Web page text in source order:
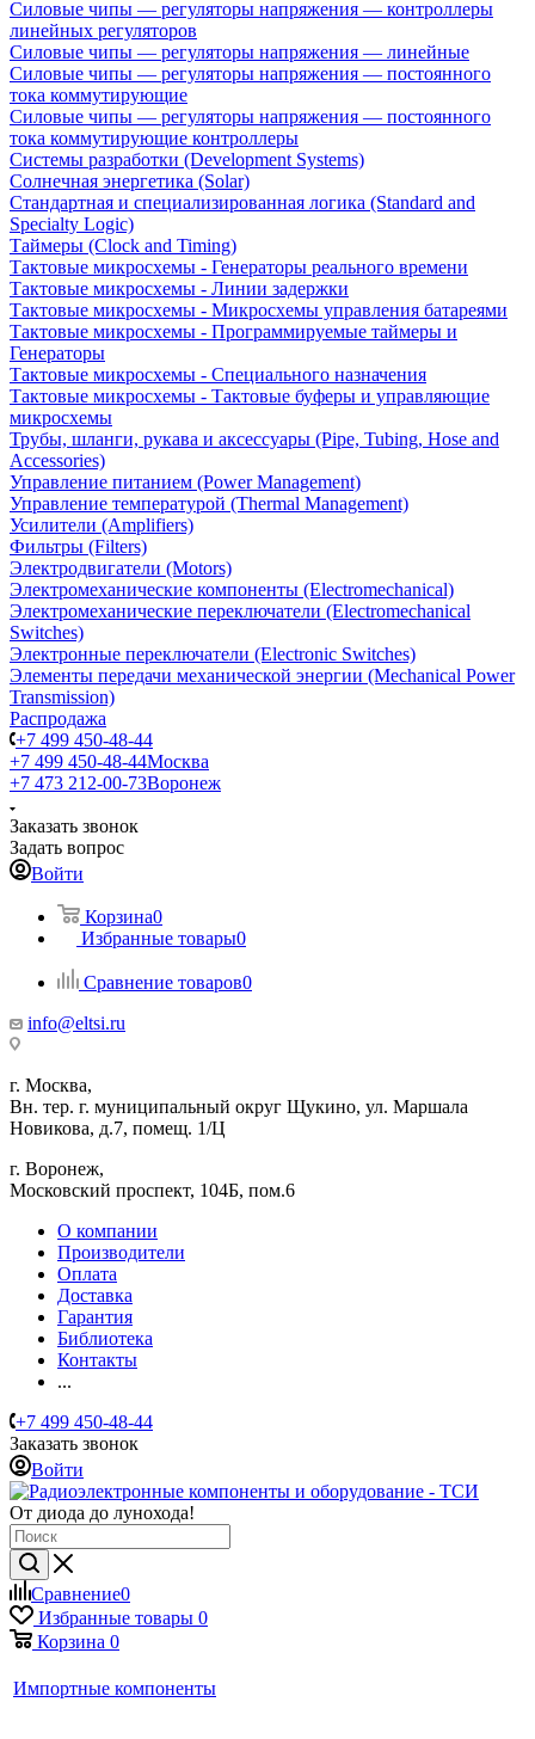
Силовые чипы — регуляторы напряжения — контроллеры
линейных регуляторов
Силовые чипы — регуляторы напряжения — линейные
Силовые чипы — регуляторы напряжения — постоянного
тока коммутирующие
Силовые чипы — регуляторы напряжения — постоянного
тока коммутирующие контроллеры
Системы разработки (Development Systems)
Солнечная энергетика (Solar)
Стандартная и специализированная логика (Standard and
Specialty Logic)
Таймеры (Clock and Timing)
Тактовые микросхемы - Генераторы реального времени
Тактовые микросхемы - Линии задержки
Тактовые микросхемы - Микросхемы управления батареями
Тактовые микросхемы - Программируемые таймеры и
Генераторы
Тактовые микросхемы - Специального назначения
Тактовые микросхемы - Тактовые буферы и управляющие
микросхемы
Трубы, шланги, рукава и аксессуары (Pipe, Tubing, Hose and
Accessories)
Управление питанием (Power Management)
Управление температурой (Thermal Management)
Усилители (Amplifiers)
Фильтры (Filters)
Электродвигатели (Motors)
Электромеханические компоненты (Electromechanical)
Электромеханические переключатели (Electromechanical
Switches)
Электронные переключатели (Electronic Switches)
Элементы передачи механической энергии (Mechanical Power
Transmission)
Распродажа
+7 499 450-48-44
+7 499 450-48-44Москва
+7 473 212-00-73Воронеж
Заказать звонок
Задать вопрос
Войти
Корзина0
Избранные товары0
Сравнение товаров0
info@eltsi.ru
г. Москва,
Вн. тер. г. муниципальный округ Щукино, ул. Маршала
Новикова, д.7, помещ. 1/Ц
г. Воронеж,
​Московский проспект, 104Б, пом.6
О компании
Производители
Оплата
Доставка
Гарантия
Библиотека
Контакты
...
+7 499 450-48-44
Заказать звонок
Войти
От диода до лунохода!
Сравнение0
Избранные товары 0
Корзина 0
Импортные компоненты